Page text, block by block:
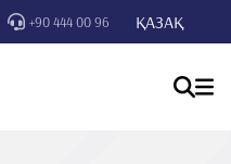
+90 444 00 96 ҚАЗАҚ